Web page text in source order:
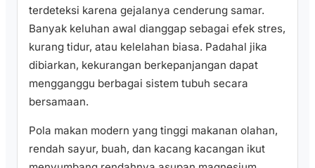
terdeteksi karena gejalanya cenderung samar.
Banyak keluhan awal dianggap sebagai efek stres,
kurang tidur, atau kelelahan biasa. Padahal jika
dibiarkan, kekurangan berkepanjangan dapat
mengganggu berbagai sistem tubuh secara
bersamaan.
Pola makan modern yang tinggi makanan olahan,
rendah sayur, buah, dan kacang kacangan ikut